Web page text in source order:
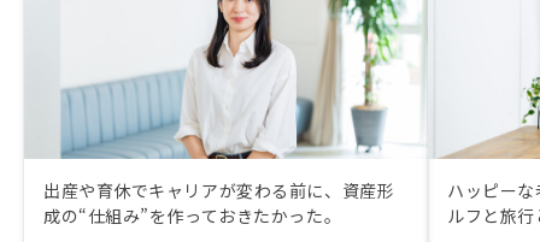
出産や育休でキャリアが変わる前に、資産形
成の“仕組み”を作っておきたかった。
ハッピー
ルフと旅